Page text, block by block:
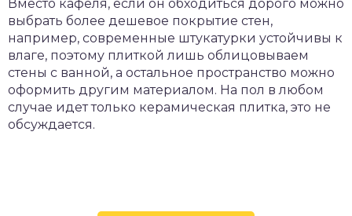
Вместо кафеля, если он обходиться дорого можно
выбрать более дешевое покрытие стен,
например, современные штукатурки устойчивы к
влаге, поэтому плиткой лишь облицовываем
стены с ванной, а остальное пространство можно
оформить другим материалом. На пол в любом
случае идет только керамическая плитка, это не
обсуждается.